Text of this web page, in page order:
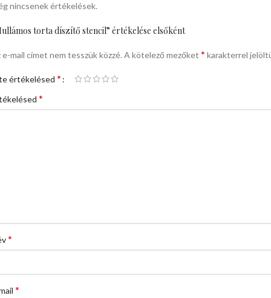
nincsenek értékelések.
torta díszítő stencil” értékelése elsőként
e-mail címet nem tesszük közzé. A kötelező mezőket * karakterrel
értékelésed *
*
*
*